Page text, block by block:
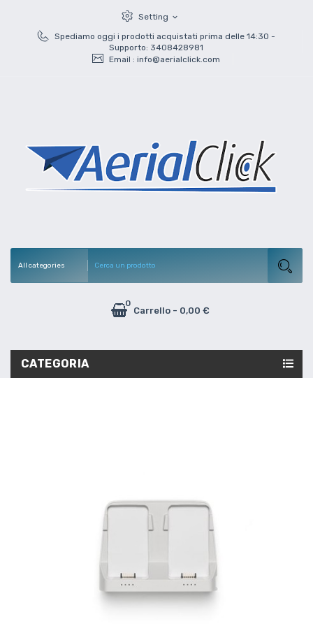
Setting expand_more
Spediamo oggi i prodotti acquistati prima delle 14:30 -
Supporto: 3408428981
Email : info@aerialclick.com
Carrello
0
- 0,00 €
CATEGORIA